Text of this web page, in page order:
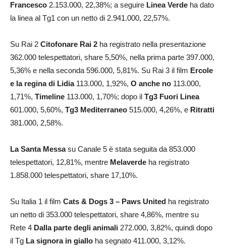
Francesco 2.153.000, 22,38%; a seguire Linea Verde ha dato
la linea al Tg1 con un netto di 2.941.000, 22,57%.
Su Rai 2 Citofonare Rai 2 ha registrato nella presentazione
362.000 telespettatori, share 5,50%, nella prima parte 397.000,
5,36% e nella seconda 596.000, 5,81%. Su Rai 3 il film Ercole
e la regina di Lidia113.000, 1,92%, O anche no 113.000,
1,71%, Timeline 113.000, 1,70%; dopo il Tg3 Fuori Linea
601.000, 5,60%, Tg3 Mediterraneo 515.000, 4,26%, e Ritratti
381.000, 2,58%.
La Santa Messasu Canale 5 è stata seguita da 853.000
telespettatori, 12,81%, mentre Melaverde ha registrato
1.858.000 telespettatori, share 17,10%.
Su Italia 1 il film Cats & Dogs 3 – Paws United ha registrato
un netto di 353.000 telespettatori, share 4,86%, mentre su
Rete 4 Dalla parte degli animali 272.000, 3,82%, quindi dopo
il Tg La signora in giallo ha segnato 411.000, 3,12%.